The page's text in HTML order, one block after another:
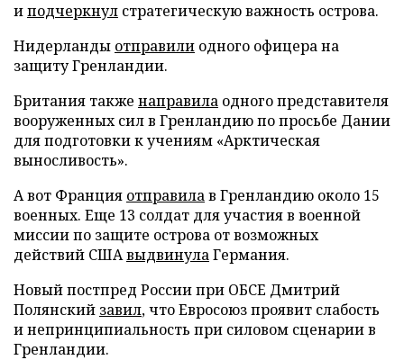
иподчеркнул стратегическую важность острова.
Нидерланды отправили одного офицера на
защиту Гренландии.
Британия также направила одного представителя
вооруженных сил в Гренландию по просьбе Дании
для подготовки к учениям «Арктическая
выносливость».
А вот Франция отправилав Гренландию около 15
военных. Еще 13 солдат для участия в военной
миссии по защите острова от возможных
действий СШАвыдвинулаГермания.
Новый постпред России при ОБСЕ Дмитрий
Полянский завил, что Евросоюз проявит слабость
и непринципиальность при силовом сценарии в
Гренландии.